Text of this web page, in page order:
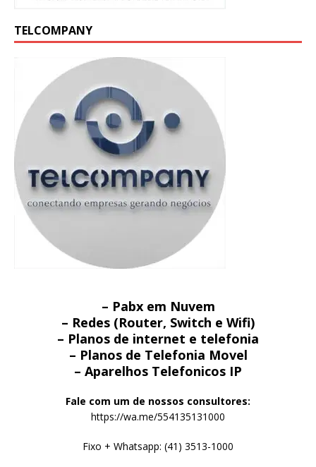
TELCOMPANY
– Pabx em Nuvem
– Redes (Router, Switch e Wifi)
– Planos de internet e telefonia
– Planos de Telefonia Movel
– Aparelhos Telefonicos IP
Fale com um de nossos consultores:
https://wa.me/554135131000
Fixo + Whatsapp: (41) 3513-1000